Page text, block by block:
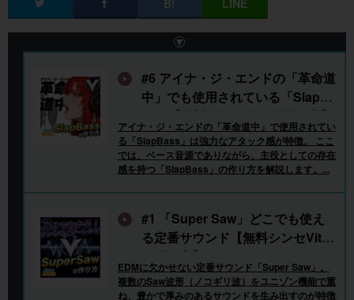
コンプレッサー グリッチ
キック
オートメーション オーディオ操作 オーディオ処理
オーディオインターフェイス エフェクト処理
インストール/製品登録 イコライザー
XLN Audio
#6 アイナ・ジ・エンドの「革命道
中」でも使用されている「SlapBa
ss」【無料シンセVitalの使い方】
アイナ・ジ・エンドの「革命道中」で使用されてい
る「SlapBass」は強力なアタック感が特徴。 ここ
では、ベース音源でありながら、主役としての存在
感を持つ「SlapBass」の作り方を解説します。...
#1 「Super Saw」どこでも使え
る定番サウンド【無料シンセVital
の使い方】
EDMに欠かせない定番サウンド「Super Saw」。
複数のSaw波形（ノコギリ波）をユニゾン機能で重
ね、豊かで厚みのあるサウンドを生み出すのが特徴